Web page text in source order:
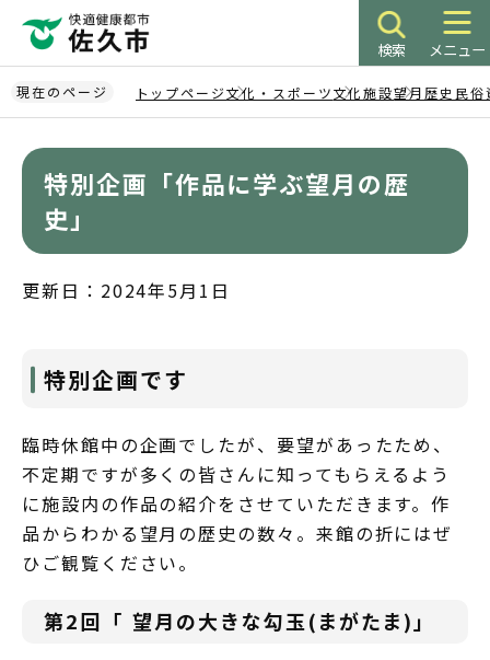
ペ
ー
ジ
検索 メニュー
現在のページ トップページ文化・スポーツ文化施設望月歴史民俗
特別企画「作品に学ぶ望月の歴
史」
更新日：2024年5月1日
特別企画です
臨時休館中の企画でしたが、要望があったため、
不定期ですが多くの皆さんに知ってもらえるよう
に施設内の作品の紹介をさせていただきます。作
品からわかる望月の歴史の数々。来館の折にはぜ
ひご観覧ください。
第2回「 望月の大きな勾玉(まがたま)」